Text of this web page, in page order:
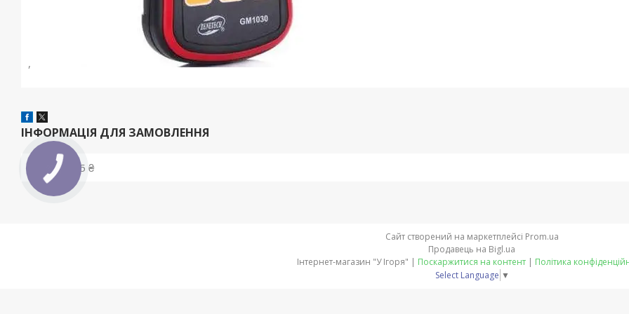
,
ІНФОРМАЦІЯ ДЛЯ ЗАМОВЛЕННЯ
Ціна:1 545 ₴
Сайт створений на маркетплейсі Prom.ua
Продавець на Bigl.ua
Поскаржитися на контент
Політика
Select Language ▼